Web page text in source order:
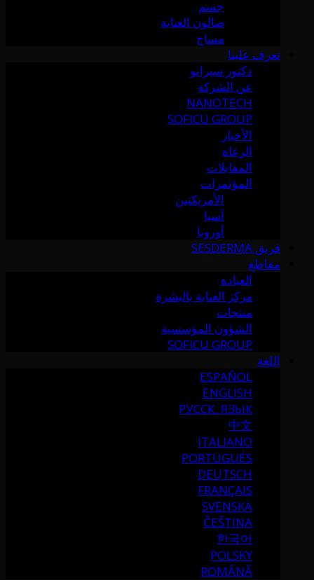
جسم
صالون العناية
مساج
تعرف علينا
دكتور سيرانو
عن الشركة
NANOTECH
SOFICU GROUP
الأخبار
الرعاة
المقابلات
المؤتمرات
الأمريكتين
آسيا
أوروبا
فريق SESDERMA
مقاطع
العيادة
مركز العناية بالبشرة
منتجات
الشؤون المؤسسية
SOFICU GROUP
اللغة
ESPAÑOL
ENGLISH
РУССК. ЯЗЫК
中文
ITALIANO
PORTUGUÉS
DEUTSCH
FRANÇAIS
SVENSKA
ČEŠTINA
한국어
POLSKY
ROMÂNĂ